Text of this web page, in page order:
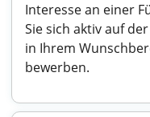
Interesse an einer
Sie sich aktiv auf
in Ihrem
bewerben.